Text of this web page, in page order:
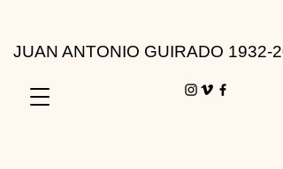
JUAN ANTONIO GUIRADO 1932-